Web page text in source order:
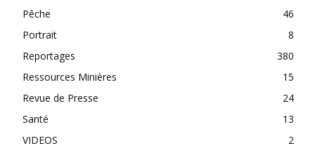
Pêche
46
Portrait
8
Reportages
380
Ressources Minières
15
Revue de Presse
24
Santé
13
VIDEOS
2